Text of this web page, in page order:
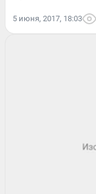
5 июня, 2017, 18:03